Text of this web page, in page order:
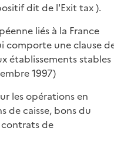
dit de l'Exit tax ).
liés à la France
comporte une clause
établissements stables
1997)
les opérations en
de caisse, bons du
contrats de